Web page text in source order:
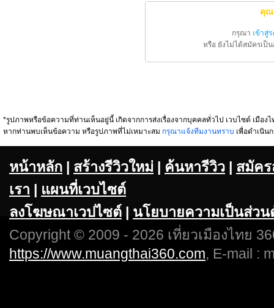
คุณ
กรุณา เข้าสู่
หรือ ยังไม่ได้สมัครเป็
*รูปภาพหรือข้อความที่ท่านเห็นอยู่นี้ เกิดจากการส่งเรื่องจากบุคคลทั่วไป เวบไซต์ เมือ
หากท่านพบเห็นข้อความ หรือรูปภาพที่ไม่เหมาะสม กรุณาแจ้งทีมงานทราบ เพื่อดำเนิน
หน้าหลัก | สร้างรีวิวใหม่ | ค้นหารีวิว | สมัค
เรา | แผนที่เวบไซต์
ลงโฆษณาเวปไซต์ | นโยบายความเป็นส่วน
Copyright © 2009 - 2026 เที่ยวเมืองไทย
https://www.muangthai360.com, E-mail :